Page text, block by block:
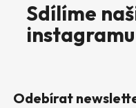
Sdílíme
instagramu
Odebírat